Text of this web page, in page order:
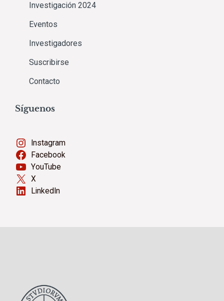
Investigación 2024
Eventos
Investigadores
Suscribirse
Contacto
Síguenos
Instagram
Facebook
YouTube
X
LinkedIn